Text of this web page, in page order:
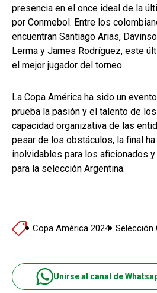
presencia en el once ideal de la
por Conmebol. Entre los
encuentran Santiago Arias,
Lerma y James Rodríguez, este
el mejor jugador del torneo.
La Copa América ha sido un
prueba la pasión y el talento de
capacidad organizativa de las
pesar de los obstáculos, la final
inolvidables para los aficionados
para la selección Argentina.
Copa América 2024 Selección
Unirse al canal de